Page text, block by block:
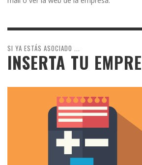
SI YA ESTÁS ASOCIADO ...
INSERTA TU